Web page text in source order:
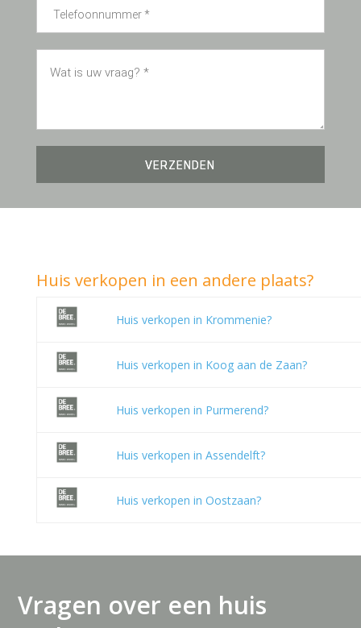
Huis verkopen in een andere plaats?
Huis verkopen in Krommenie?
Huis verkopen in Koog aan de Zaan?
Huis verkopen in Purmerend?
Huis verkopen in Assendelft?
Huis verkopen in Oostzaan?
Vragen over een huis